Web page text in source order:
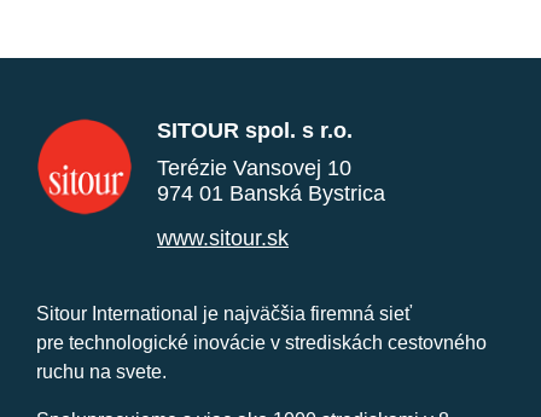
SITOUR spol. s r.o.
Terézie Vansovej 10
974 01 Banská Bystrica
www.sitour.sk
Sitour International je najväčšia firemná sieť
pre technologické inovácie v strediskách cestovného
ruchu na svete.